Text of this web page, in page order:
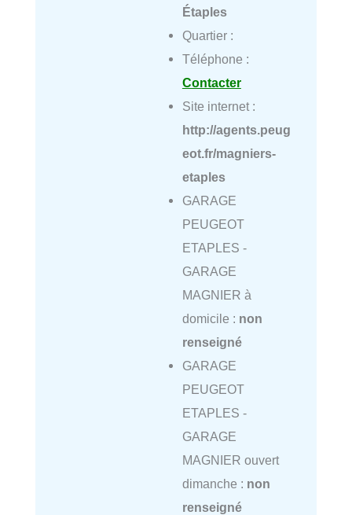
Étaples
Quartier :
Téléphone :
Contacter
Site internet :
http://agents.peug
eot.fr/magniers-
etaples
GARAGE
PEUGEOT
ETAPLES -
GARAGE
MAGNIER à
domicile : non
renseigné
GARAGE
PEUGEOT
ETAPLES -
GARAGE
MAGNIER ouvert
dimanche : non
renseigné